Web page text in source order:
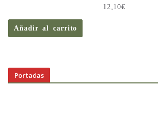
12,10€
Añadir al carrito
Portadas